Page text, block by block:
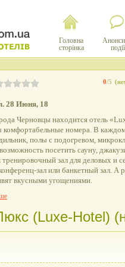
Головна
сторінка
події
0/5
28 Июня, 18
Черновцы находится отель
комфортабельные номера. В
полы с подогревом,
посетить сауну,
тренировочный зал для деловых и
зал или банкетный зал. А
вкусными угощениями.
(Luxe-Hotel)